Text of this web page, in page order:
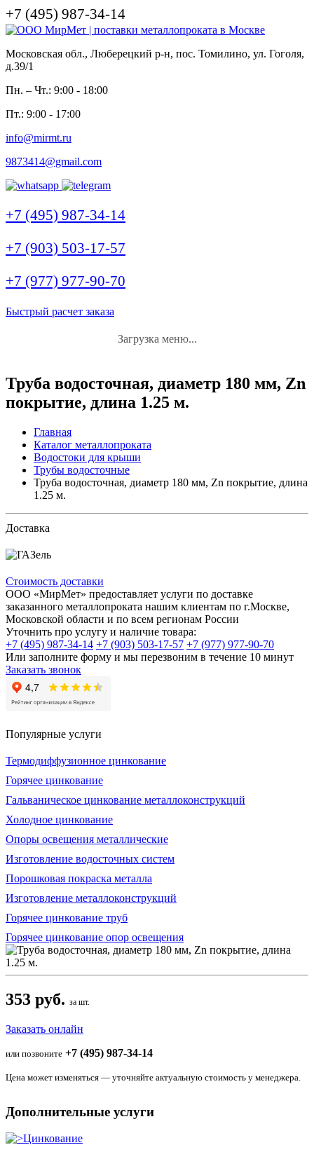
+7 (495) 987-34-14
Московская обл., Люберецкий р-н, пос. Томилино, ул. Гоголя,
д.39/1
Пн. – Чт.: 9:00 - 18:00
Пт.: 9:00 - 17:00
info@mirmt.ru
9873414@gmail.com
+7 (495) 987-34-14
+7 (903) 503-17-57
+7 (977) 977-90-70
Быстрый расчет заказа
Загрузка меню...
Труба водосточная, диаметр 180 мм, Zn
покрытие, длина 1.25 м.
Главная
Каталог металлопроката
Водостоки для крыши
Трубы водосточные
Труба водосточная, диаметр 180 мм, Zn покрытие, длина
1.25 м.
Доставка
Стоимость доставки
ООО «МирМет» предоставляет услуги по доставке
заказанного металлопроката нашим клиентам по г.Москве,
Московской области и по всем регионам России
Уточнить про услугу и наличие товара:
+7 (495) 987-34-14 +7 (903) 503-17-57 +7 (977) 977-90-70
Или заполните форму и мы перезвоним в течение 10 минут
Заказать звонок
Популярные услуги
Термодиффузионное цинкование
Горячее цинкование
Гальваническое цинкование металлоконструкций
Холодное цинкование
Опоры освещения металлические
Изготовление водосточных систем
Порошковая покраска металла
Изготовление металлоконструкций
Горячее цинкование труб
Горячее цинкование опор освещения
353 руб. за шт.
Заказать онлайн
или позвоните +7 (495) 987-34-14
Цена может изменяться — уточняйте актуальную стоимость у менеджера.
Дополнительные услуги